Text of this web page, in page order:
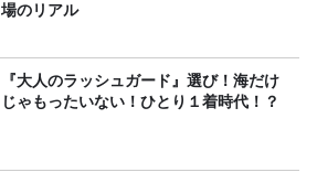
場のリアル
『大人のラッシュガード』選び！海だけ
じゃもったいない！ひとり１着時代！？